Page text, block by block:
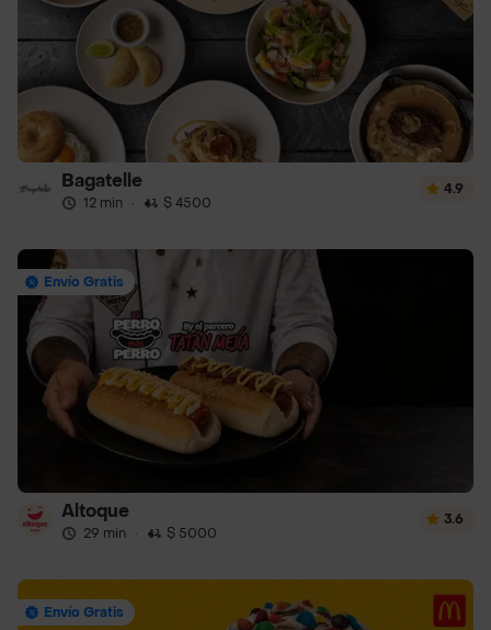
Bagatelle
12 min · $ 4500
4.9
Envío Gratis
Altoque
29 min · $ 5000
3.6
Envío Gratis